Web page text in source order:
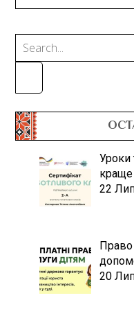
Уроки
краще
22
Право
20